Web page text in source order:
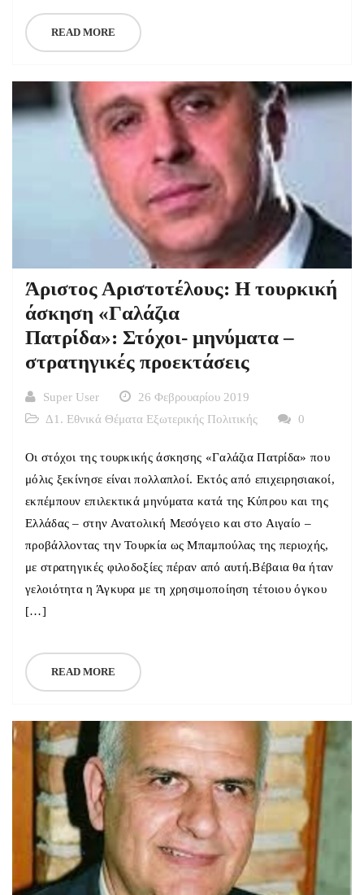
READ MORE
Άριστος Αριστοτέλους: Η τουρκική
άσκηση «Γαλάζια
Πατρίδα»: Στόχοι- μηνύματα –
στρατηγικές προεκτάσεις
Super User
26 Φεβρουαρίου 2019
Δ1. Εθνικά Θέματα Εξωτερικής Πολιτικής
0
Οι στόχοι της τουρκικής άσκησης «Γαλάζια Πατρίδα» που
μόλις ξεκίνησε είναι πολλαπλοί. Εκτός από επιχειρησιακοί,
εκπέμπουν επιλεκτικά μηνύματα κατά της Κύπρου και της
Ελλάδας – στην Ανατολική Μεσόγειο και στο Αιγαίο –
προβάλλοντας την Τουρκία ως Μπαμπούλας της περιοχής,
με στρατηγικές φιλοδοξίες πέραν από αυτή.Βέβαια θα ήταν
γελοιότητα η Άγκυρα με τη χρησιμοποίηση τέτοιου όγκου
[…]
READ MORE